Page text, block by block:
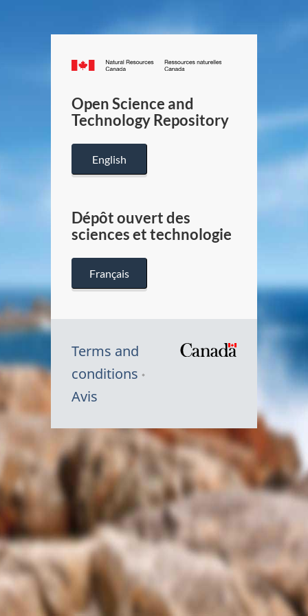
Canada.ca
/
Canada
Open Science and
Technology Repository
English
Dépôt ouvert des
sciences et technologie
Français
Terms and
conditions
Avis
Symbole
du
Canada